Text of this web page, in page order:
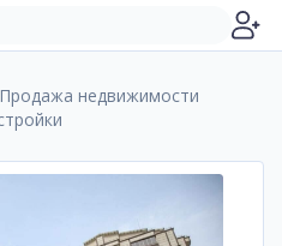
Продажа недвижимости